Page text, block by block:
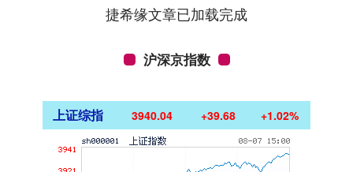
捷希缘文章已加载完成
沪深京指数
上证综指 3940.04 +39.68 +1.02%